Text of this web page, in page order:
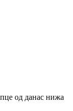
од данас нижа